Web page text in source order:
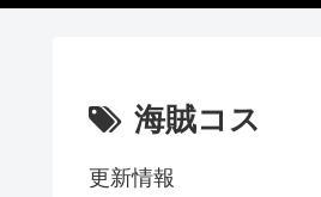
海賊コス
更新情報